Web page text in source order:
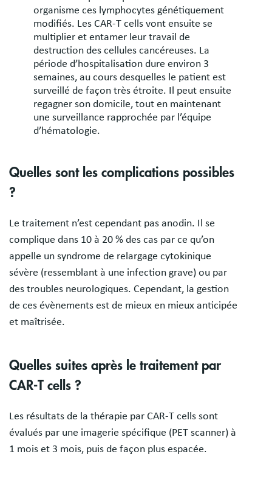
organisme ces lymphocytes génétiquement
modifiés. Les CAR-T cells vont ensuite se
multiplier et entamer leur travail de
destruction des cellules cancéreuses. La
période d’hospitalisation dure environ 3
semaines, au cours desquelles le patient est
surveillé de façon très étroite. Il peut ensuite
regagner son domicile, tout en maintenant
une surveillance rapprochée par l’équipe
d’hématologie.
Quelles sont les complications possibles
?
Le traitement n’est cependant pas anodin. Il se
complique dans 10 à 20 % des cas par ce qu’on
appelle un syndrome de relargage cytokinique
sévère (ressemblant à une infection grave) ou par
des troubles neurologiques. Cependant, la gestion
de ces évènements est de mieux en mieux anticipée
et maîtrisée.
Quelles suites après le traitement par
CAR-T cells ?
Les résultats de la thérapie par CAR-T cells sont
évalués par une imagerie spécifique (PET scanner) à
1 mois et 3 mois, puis de façon plus espacée.